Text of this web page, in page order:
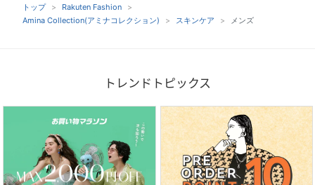
トップ
Rakuten Fashion
Amina Collection(アミナコレクション)
スキンケア メンズ
トレンドトピックス